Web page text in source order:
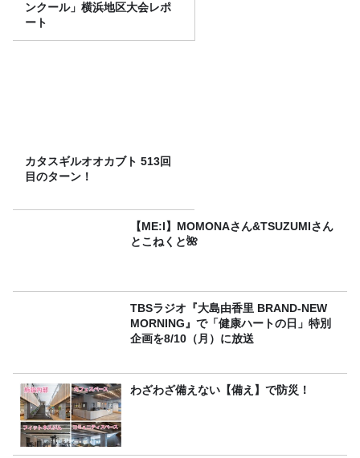
ンクール」横浜地区大会レポ
ート
カタスギルオオカブト 513回
目のターン！
【ME:I】MOMONAさん&TSUZUMIさん
とこねくと🌺
TBSラジオ『大島由香里 BRAND-NEW
MORNING』で「健康ハートの日」特別
企画を8/10（月）に放送
わざわざ備えない【備え】で防災！